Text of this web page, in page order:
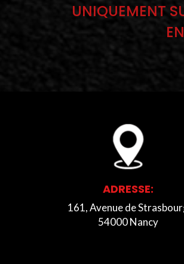
UNIQUEMENT
ADRESSE:
161, Avenue de
54000 Nancy